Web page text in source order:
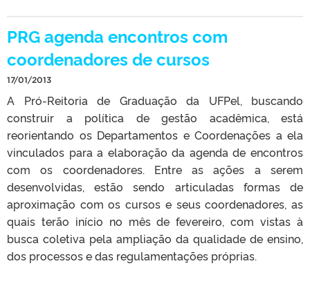
PRG agenda encontros com
coordenadores de cursos
17/01/2013
A Pró-Reitoria de Graduação da UFPel, buscando
construir a política de gestão acadêmica, está
reorientando os Departamentos e Coordenações a ela
vinculados para a elaboração da agenda de encontros
com os coordenadores. Entre as ações a serem
desenvolvidas, estão sendo articuladas formas de
aproximação com os cursos e seus coordenadores, as
quais terão início no mês de fevereiro, com vistas à
busca coletiva pela ampliação da qualidade de ensino,
dos processos e das regulamentações próprias.